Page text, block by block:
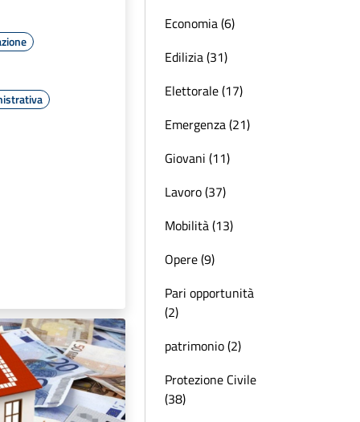
Economia (6)
Edilizia (31)
Elettorale (17)
Emergenza (21)
Giovani (11)
Lavoro (37)
Mobilità (13)
Opere (9)
Pari opportunità
(2)
patrimonio (2)
Protezione Civile
(38)